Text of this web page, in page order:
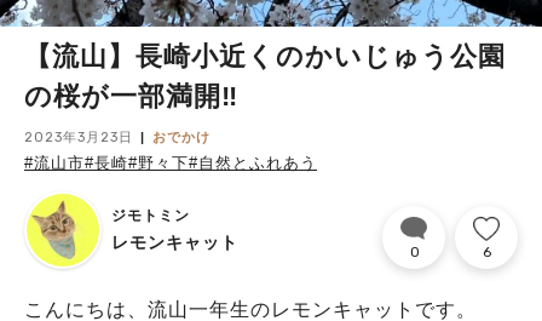
【流山】長崎小近くのかいじゅう公園
の桜が一部満開‼︎
2023年3月23日 おでかけ
#流山市#長崎#野々下#自然とふれあう
ジモトミン
レモンキャット 0 6
こんにちは、流山一年生のレモンキャットです。